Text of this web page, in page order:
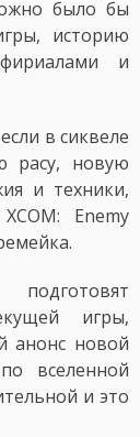
было бы
историю
и
в сиквеле
расу, новую
и техники,
Enemy
игры,
анонс новой
вселенной
и это